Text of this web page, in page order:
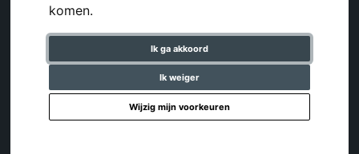
komen.
Ik ga akkoord
Ik weiger
Wijzig mijn voorkeuren
Winkelwagentje
Account
FAQ - Veelgestelde
vragen
Tijdschrift
Sitemap
Algemene